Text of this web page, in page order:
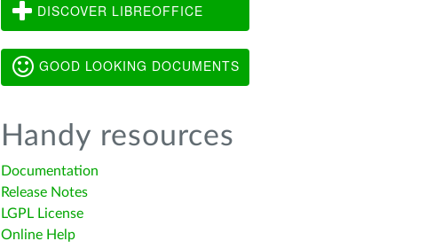
DISCOVER LIBREOFFICE
GOOD LOOKING DOCUMENTS
Handy resources
Documentation
Release Notes
LGPL License
Online Help